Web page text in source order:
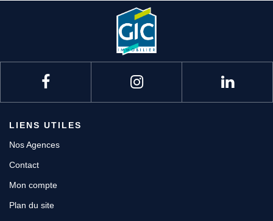
LIENS UTILES
Nos Agences
Contact
Mon compte
Plan du site